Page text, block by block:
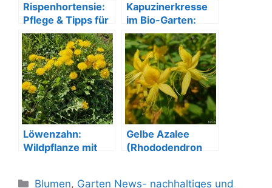
Rispenhortensie:
Pflege & Tipps für
eine üppige Blüte
Kapuzinerkresse
im Bio-Garten:
Pflege, Nutzen und
Anbau
Löwenzahn:
Wildpflanze mit
Gelbe Azalee
(Rhododendron
Kategorien
Blumen, Garten News- nachhaltiges und